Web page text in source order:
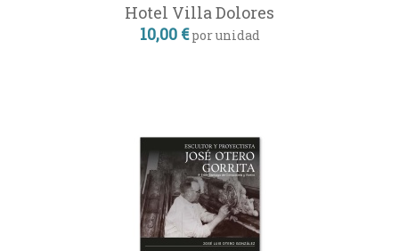
Hotel Villa Dolores
10,00 € por unidad